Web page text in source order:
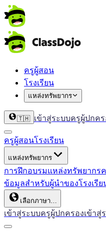
ครูผู้สอน
โรงเรียน
แหล่งทรัพยากร
🇹🇭 เข้าสู่ระบบครูผู้ปกค
ครูผู้สอนโรงเรียน
แหล่งทรัพยากร
การฝึกอบรมแหล่งทรัพยากร
ข้อมูลสำหรับผู้นำของโรงเรีย
เลือกภาษา…
เข้าสู่ระบบครูผู้ปกครองเข้าสู่